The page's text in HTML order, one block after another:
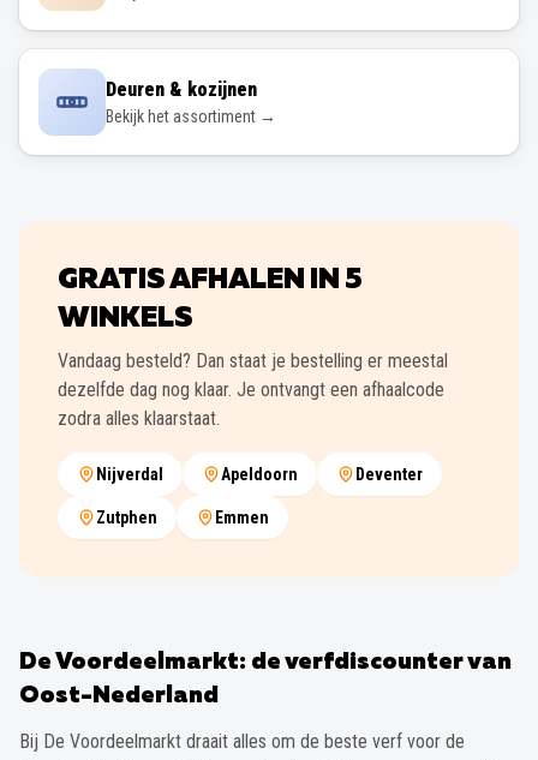
Deuren & kozijnen
Bekijk het assortiment →
GRATIS AFHALEN IN 5
WINKELS
Vandaag besteld? Dan staat je bestelling er meestal
dezelfde dag nog klaar. Je ontvangt een afhaalcode
zodra alles klaarstaat.
Nijverdal Apeldoorn Deventer
Zutphen Emmen
De Voordeelmarkt: de verfdiscounter van
Oost-Nederland
Bij De Voordeelmarkt draait alles om de beste verf voor de